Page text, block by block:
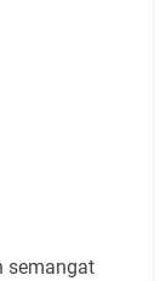
semangat